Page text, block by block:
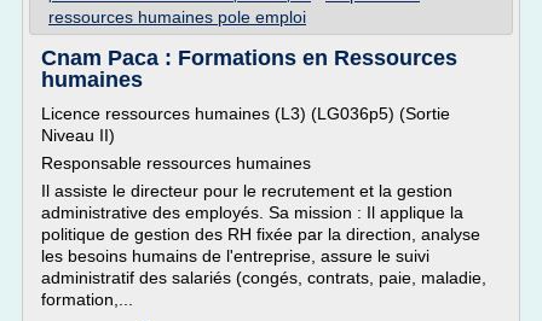
ressources humaines pole emploi
Cnam Paca : Formations en Ressources
humaines
Licence ressources humaines (L3) (LG036p5) (Sortie
Niveau II)
Responsable ressources humaines
Il assiste le directeur pour le recrutement et la gestion
administrative des employés. Sa mission : Il applique la
politique de gestion des RH fixée par la direction, analyse
les besoins humains de l'entreprise, assure le suivi
administratif des salariés (congés, contrats, paie, maladie,
formation,...